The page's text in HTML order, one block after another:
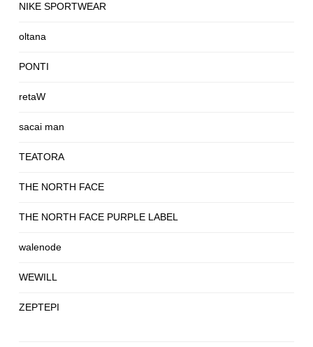
NIKE SPORTWEAR
oltana
PONTI
retaW
sacai man
TEATORA
THE NORTH FACE
THE NORTH FACE PURPLE LABEL
walenode
WEWILL
ZEPTEPI